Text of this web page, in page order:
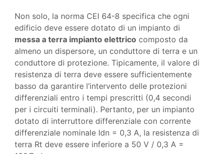
Non solo, la norma CEI 64-8 specifica che ogni
edificio deve essere dotato di un impianto di
messa a terra impianto elettrico composto da
almeno un dispersore, un conduttore di terra e un
conduttore di protezione. Tipicamente, il valore di
resistenza di terra deve essere sufficientemente
basso da garantire l’intervento delle protezioni
differenziali entro i tempi prescritti (0,4 secondi
per i circuiti terminali). Pertanto, per un impianto
dotato di interruttore differenziale con corrente
differenziale nominale Idn = 0,3 A, la resistenza di
terra Rt deve essere inferiore a 50 V / 0,3 A =